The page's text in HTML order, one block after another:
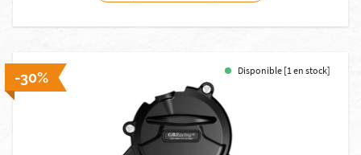
-30% Disponible [1 en stock]